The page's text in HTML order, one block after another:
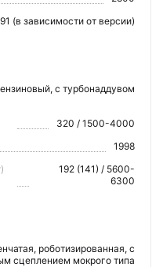
(в зависимости от версии)
с турбонаддувом
320 / 1500-4000
1998
192 (141) / 5600-
6300
роботизированная, с
сцеплением мокрого типа